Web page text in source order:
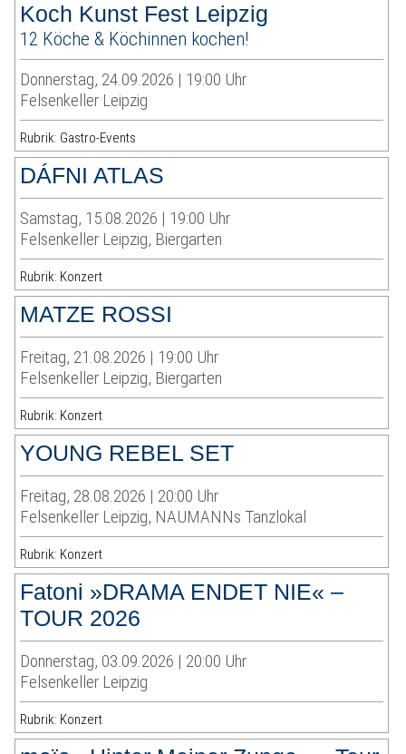
Koch Kunst Fest Leipzig
12 Köche & Köchinnen kochen!
Donnerstag, 24.09.2026 | 19:00 Uhr
Felsenkeller Leipzig
Rubrik: Gastro-Events
DÁFNI ATLAS
Samstag, 15.08.2026 | 19:00 Uhr
Felsenkeller Leipzig, Biergarten
Rubrik: Konzert
MATZE ROSSI
Freitag, 21.08.2026 | 19:00 Uhr
Felsenkeller Leipzig, Biergarten
Rubrik: Konzert
YOUNG REBEL SET
Freitag, 28.08.2026 | 20:00 Uhr
Felsenkeller Leipzig, NAUMANNs Tanzlokal
Rubrik: Konzert
Fatoni »DRAMA ENDET NIE« –
TOUR 2026
Donnerstag, 03.09.2026 | 20:00 Uhr
Felsenkeller Leipzig
Rubrik: Konzert